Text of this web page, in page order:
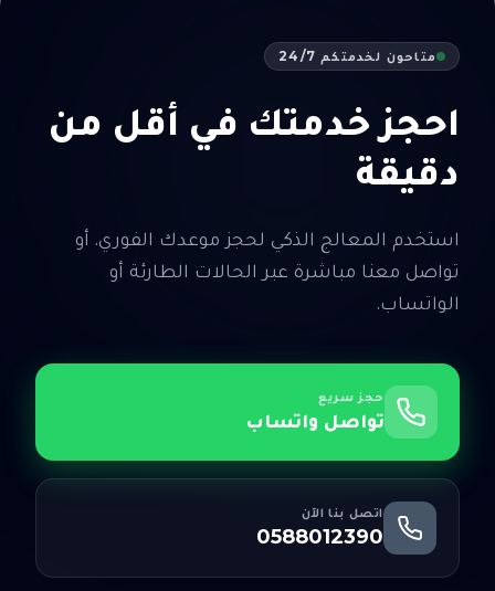
متاحون لخدمتكم 24/7
احجز خدمتك في أقل من
دقيقة
استخدم المعالج الذكي لحجز موعدك الفوري. أو
تواصل معنا مباشرة عبر الحالات الطارئة أو
الواتساب.
حجز سريع
تواصل واتساب
اتصل بنا الآن
0588012390